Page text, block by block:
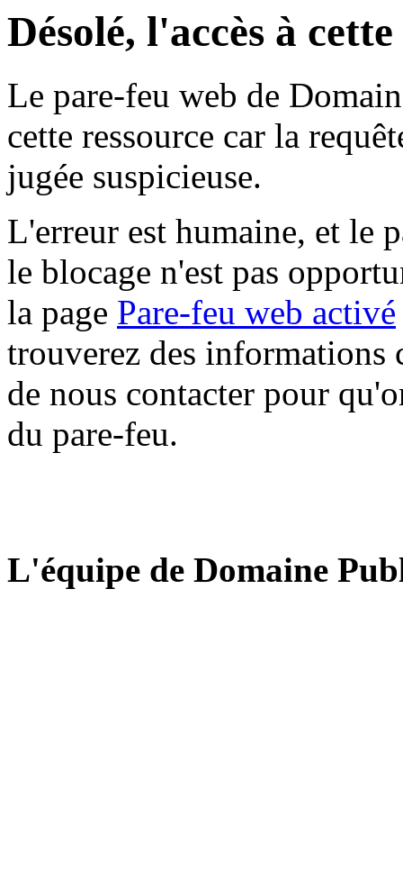
Désolé, l'accès à
Le pare-feu web de
cette ressource car la
jugée suspicieuse.
L'erreur est humaine, et le
le blocage n'est pas
la page Pare-feu web activé
trouverez des informations
de nous contacter pour
du pare-feu.
L'équipe de Domaine